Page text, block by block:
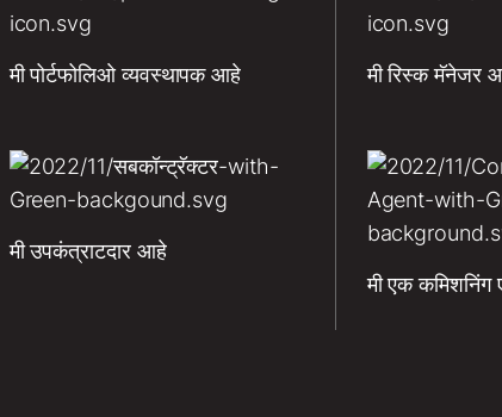
मी पोर्टफोलिओ व्यवस्थापक आहे मी रिस्क मॅनेजर
मी उपकंत्राटदार आहे
मी एक